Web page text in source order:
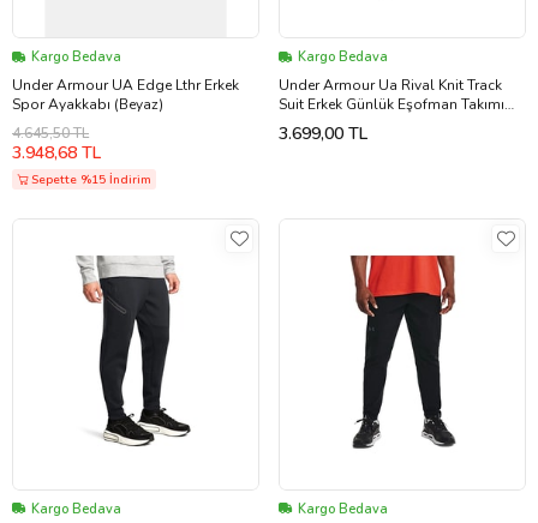
Kargo Bedava
Under Armour UA Edge Lthr Erkek
Spor Ayakkabı (Beyaz)
4.645,50 TL
3.948,68 TL
Sepette %15 İndirim
Kargo Bedava
Under Armour Ua Rival Knit Track
Suit Erkek Günlük Eşofman Takımı
1357139-001 Siyah
3.699,00 TL
Kargo Bedava Kargo Bedava